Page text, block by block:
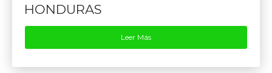
HONDURAS
Leer Más